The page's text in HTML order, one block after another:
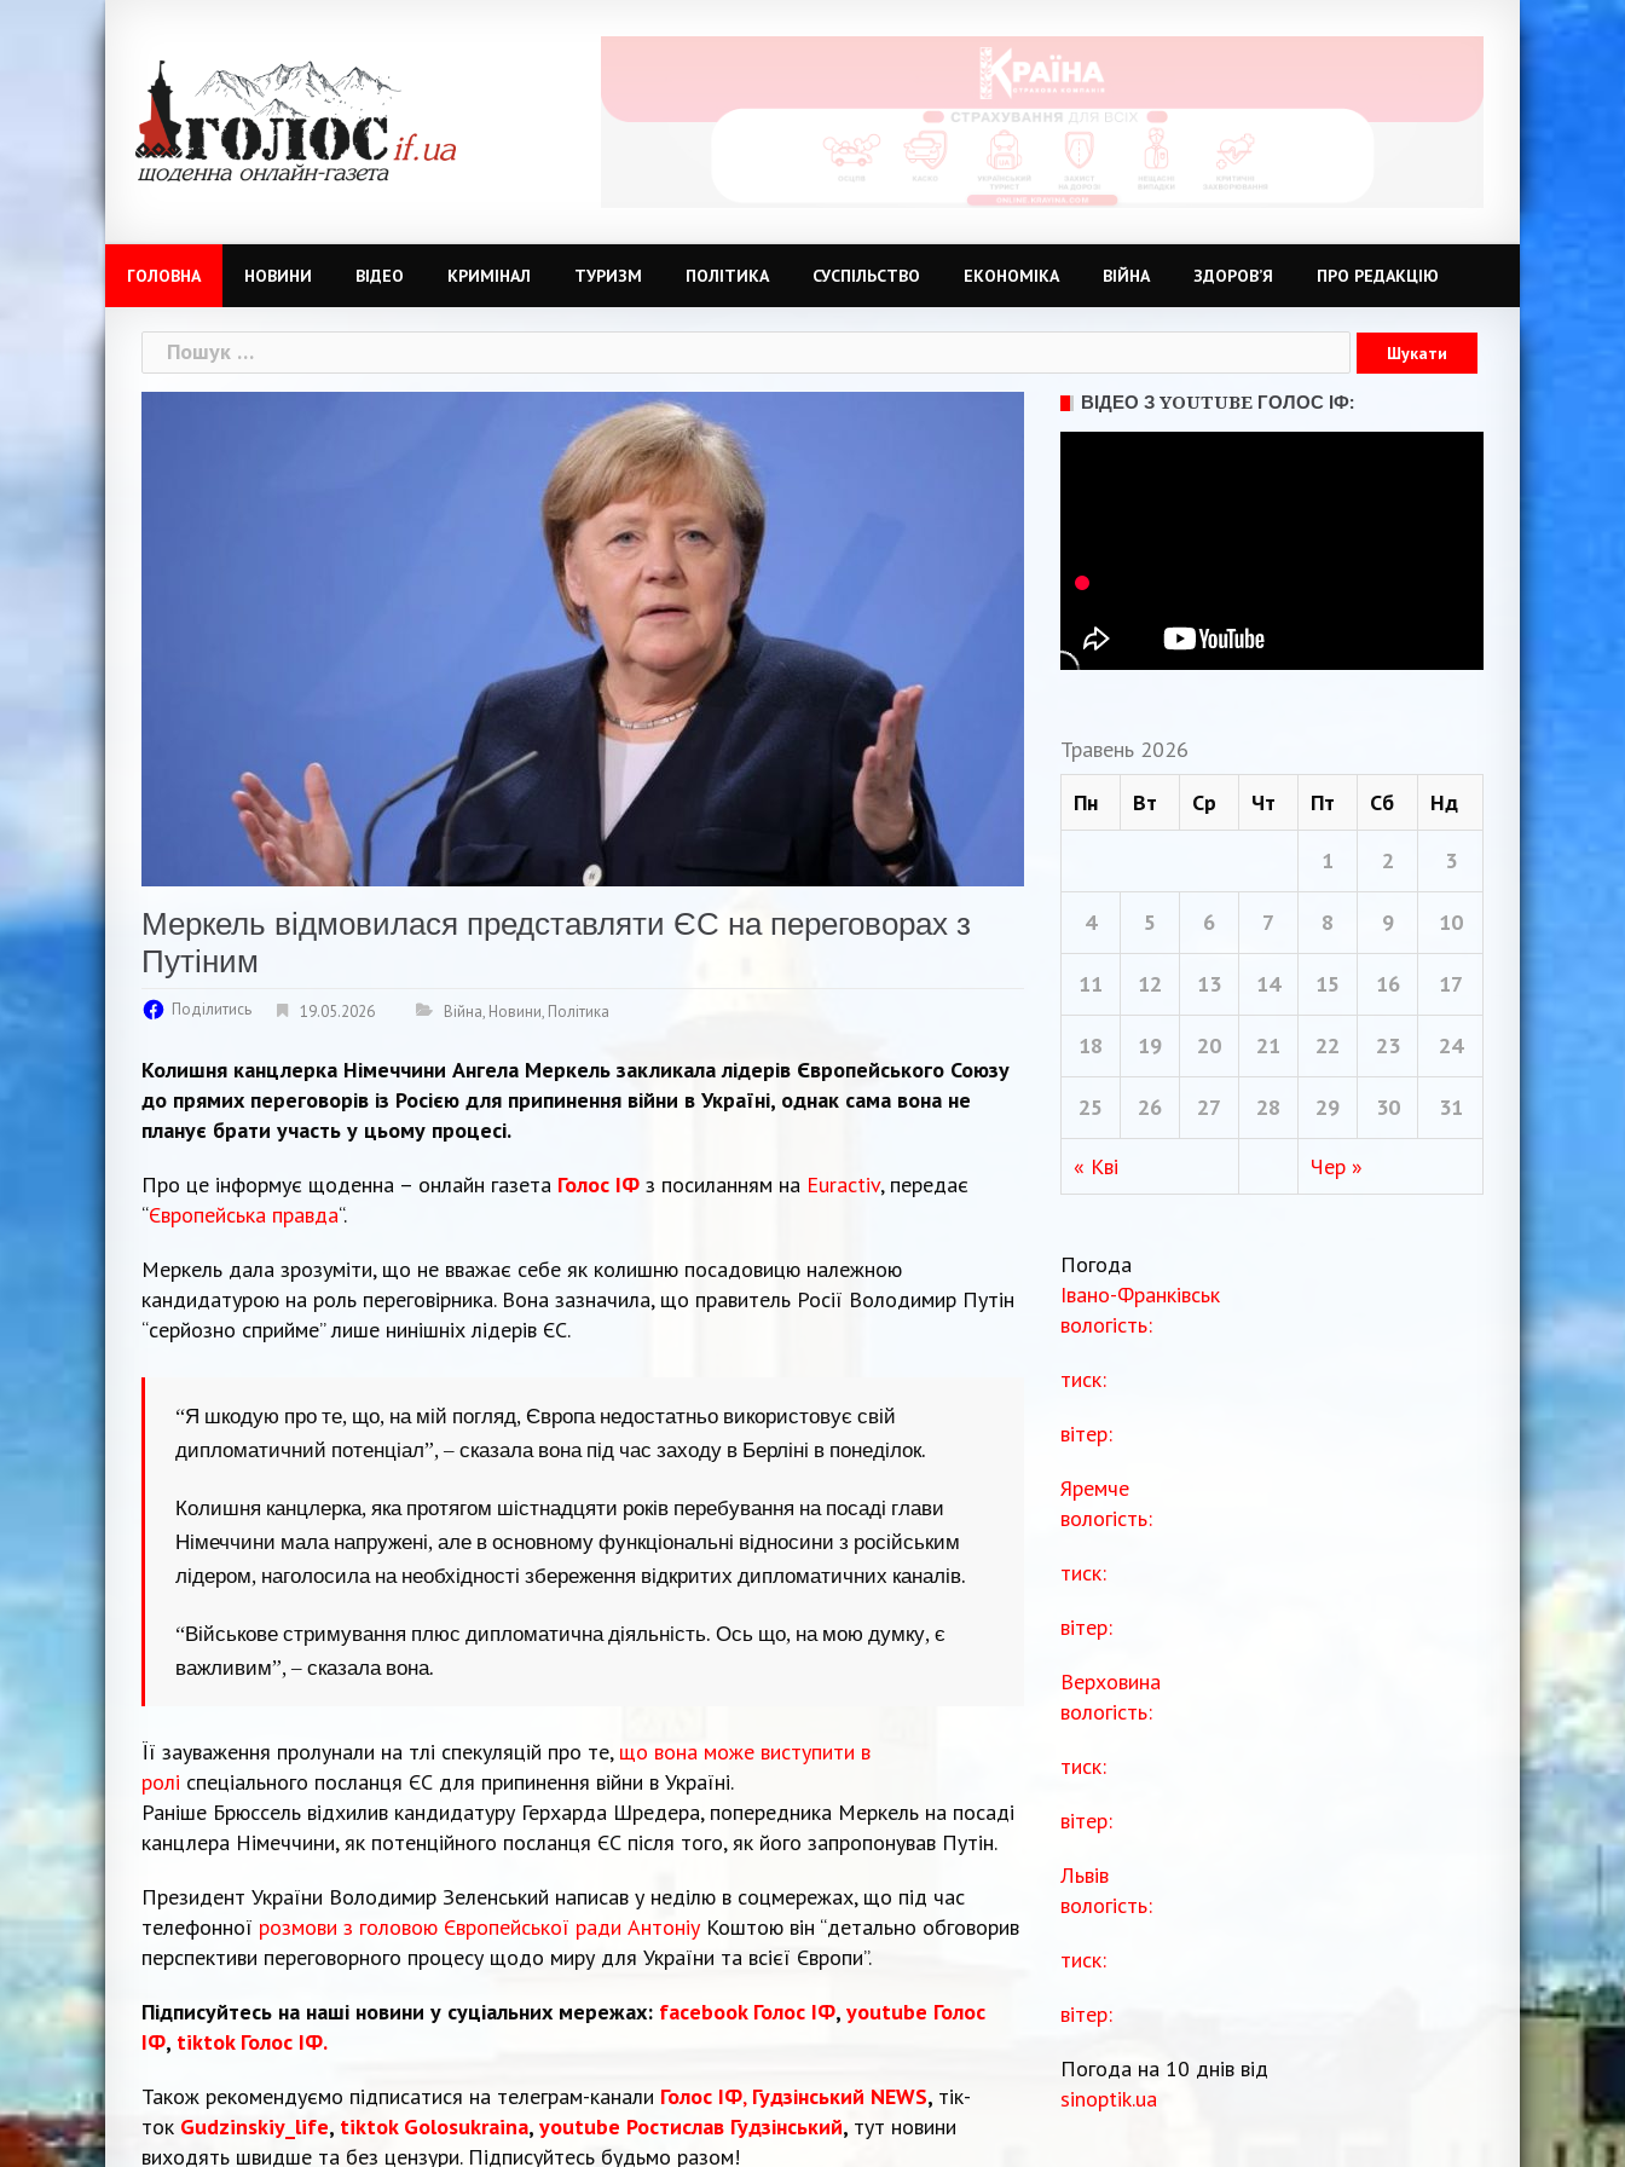
ГОЛОВНА НОВИНИ ВІДЕО КРИМІНАЛ ТУРИЗМ ПОЛІТИКА СУСПІЛЬСТВО ЕКОНОМІКА ВІЙНА ЗДОРОВ’Я ПРО РЕДАКЦІЮ
Пошук:
Меркель відмовилася представляти ЄС на переговорах з
Путіним
Поділитись 19.05.2026 Війна, Новини, Політика
Колишня канцлерка Німеччини Ангела Меркель закликала лідерів Європейського Союзу
до прямих переговорів із Росією для припинення війни в Україні, однак сама вона не
планує брати участь у цьому процесі.
Про це інформує щоденна – онлайн газета Голос ІФ з посиланням на Euractiv, передає
“Європейська правда“.
Меркель дала зрозуміти, що не вважає себе як колишню посадовицю належною
кандидатурою на роль переговірника. Вона зазначила, що правитель Росії Володимир Путін
“серйозно сприйме” лише нинішніх лідерів ЄС.
“Я шкодую про те, що, на мій погляд, Європа недостатньо використовує свій
дипломатичний потенціал”, – сказала вона під час заходу в Берліні в понеділок.
Колишня канцлерка, яка протягом шістнадцяти років перебування на посаді глави
Німеччини мала напружені, але в основному функціональні відносини з російським
лідером, наголосила на необхідності збереження відкритих дипломатичних каналів.
“Військове стримування плюс дипломатична діяльність. Ось що, на мою думку, є
важливим”, – сказала вона.
Її зауваження пролунали на тлі спекуляцій про те, що вона може виступити в
ролі спеціального посланця ЄС для припинення війни в Україні.
Раніше Брюссель відхилив кандидатуру Герхарда Шредера, попередника Меркель на посаді
канцлера Німеччини, як потенційного посланця ЄС після того, як його запропонував Путін.
Президент України Володимир Зеленський написав у неділю в соцмережах, що під час
телефонної розмови з головою Європейської ради Антоніу Коштою він “детально обговорив
перспективи переговорного процесу щодо миру для України та всієї Європи”.
Підписуйтесь на наші новини у суціальних мережах: facebook Голос ІФ, youtube Голос
ІФ, tiktok Голос ІФ.
Також рекомендуємо підписатися на телеграм-канали Голос ІФ, Гудзінський NEWS, тік-
ток Gudzinskiy_life, tiktok Golosukraina, youtube Ростислав Гудзінський, тут новини
виходять швидше та без цензури. Підписуйтесь будьмо разом!
ВІДЕО З YOUTUBE ГОЛОС ІФ:
Травень 2026
Пн
Вт Ср Чт Пт Сб Нд
« Кві Чер »
1 2 3
4 5 6 7 8 9 10
11 12 13 14 15 16 17
18 19 20 21 22 23 24
25 26 27 28 29 30 31
Погода
Івано-Франківськ
вологість:
тиск:
вітер:
Яремче
вологість:
тиск:
вітер:
Верховина
вологість:
тиск:
вітер:
Львів
вологість:
тиск:
вітер:
Погода на 10 днів від
sinoptik.ua